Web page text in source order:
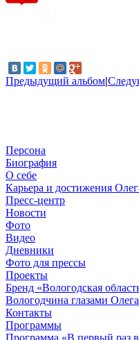
Предыдущий альбом|
Персона
Биография
О себе
Карьера и достижения
Пресс-центр
Новости
Фото
Видео
Дневники
Фото для прессы
Проекты
Бренд «Вологодская
Вологодчина глазами
Контакты
Программы
Программа «В первый раз